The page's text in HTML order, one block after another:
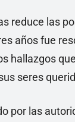
reduce las
años fue
hallazgos
seres
por las